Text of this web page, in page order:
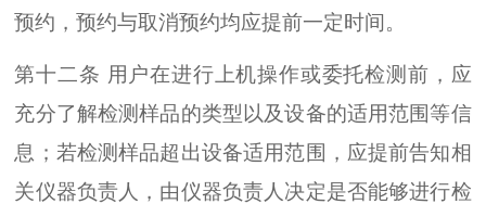
预约，预约与取消预约均应提前一定时间。
第十二条 用户在进行上机操作或委托检测前，应
充分了解检测样品的类型以及设备的适用范围等信
息；若检测样品超出设备适用范围，应提前告知相
关仪器负责人，由仪器负责人决定是否能够进行检